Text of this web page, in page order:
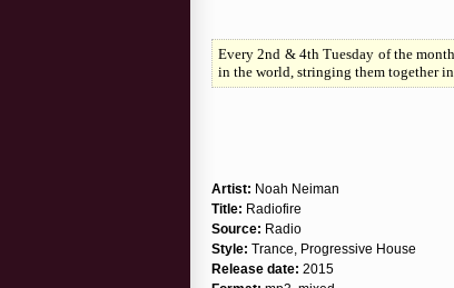
Every 2nd & 4th Tuesday of the
in the world, stringing them together
Artist: Noah Neiman
Title: Radiofire
Source: Radio
Style: Trance, Progressive House
Release date: 2015